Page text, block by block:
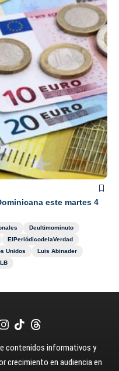
este martes 4
Deultimominuto
ElPeriódicodelaVerdad
Unidos
Luis Abinader
contenidos informativos y
crecimiento en audiencia en